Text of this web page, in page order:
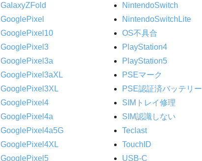
GalaxyZFold
GooglePixel
GooglePixel10
GooglePixel3
GooglePixel3a
GooglePixel3aXL
GooglePixel3XL
GooglePixel4
GooglePixel4a
GooglePixel4a5G
GooglePixel4XL
GooglePixel5
NintendoSwitch
NintendoSwitchLite
OS不具合
PlayStation4
PlayStation5
PSEマーク
PSE認証済バッテリー
SIMトレイ修理
SIM認識しない
Teclast
TouchID
USB-C